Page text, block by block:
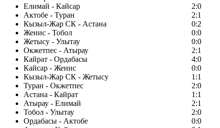
Елимай - Кайсар
2:0
Актобе - Туран
2:1
Кызыл-Жар СК - Астана
0:2
Женис - Тобол
0:0
Жетысу - Улытау
0:0
Окжетпес - Атырау
2:1
Кайрат - Ордабасы
4:0
Кайсар - Женис
0:0
Кызыл-Жар СК - Жетысу
1:1
Туран - Окжетпес
2:0
Астана - Кайрат
1:1
Атырау - Елимай
2:1
Тобол - Улытау
2:0
Ордабасы - Актобе
0:0